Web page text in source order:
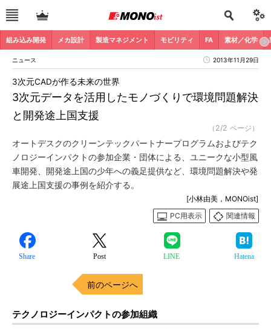
組み込み開発 メカ設計 製造マネジメント モビリティ FA 素材／化学
ニュース 2013年11月29日
3次元データを活用したモノづくりで環境問題解決
と開発途上国支援
3次元CADが作る未来の世界
（2/2 ページ）
オートデスクのクリーンテックパートナープログラムおよびテク
ノロジーインパクトの参加企業・団体による、ユニークな小型風
車開発、開発途上国の少年への義足提供など、環境問題解決や発
展途上国支援の事例を紹介する。
[小林由美，MONOist]
PC用表示
関連情報
Share Post LINE Hatena
前のページへ
テクノロジーインパクトの参加組織